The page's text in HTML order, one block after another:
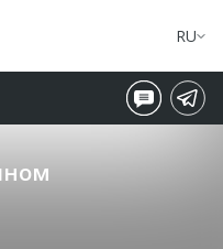
RU